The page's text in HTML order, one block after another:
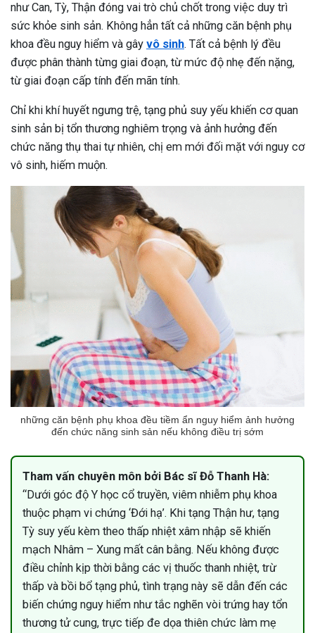
như Can, Tỳ, Thận đóng vai trò chủ chốt trong việc duy trì
sức khỏe sinh sản. Không hẳn tất cả những căn bệnh phụ
khoa đều nguy hiểm và gây vô sinh. Tất cả bệnh lý đều
được phân thành từng giai đoạn, từ mức độ nhẹ đến nặng,
từ giai đoạn cấp tính đến mãn tính.
Chỉ khi khí huyết ngưng trệ, tạng phủ suy yếu khiến cơ quan
sinh sản bị tổn thương nghiêm trọng và ảnh hưởng đến
chức năng thụ thai tự nhiên, chị em mới đối mặt với nguy cơ
vô sinh, hiếm muộn.
những căn bệnh phụ khoa đều tiềm ẩn nguy hiểm ảnh hưởng
đến chức năng sinh sản nếu không điều trị sớm
Tham vấn chuyên môn bởi Bác sĩ Đỗ Thanh Hà:
“Dưới góc độ Y học cổ truyền, viêm nhiễm phụ khoa
thuộc phạm vi chứng ‘Đới hạ’. Khi tạng Thận hư, tạng
Tỳ suy yếu kèm theo thấp nhiệt xâm nhập sẽ khiến
mạch Nhâm – Xung mất cân bằng. Nếu không được
điều chỉnh kịp thời bằng các vị thuốc thanh nhiệt, trừ
thấp và bồi bổ tạng phủ, tình trạng này sẽ dẫn đến các
biến chứng nguy hiểm như tắc nghẽn vòi trứng hay tổn
thương tử cung, trực tiếp đe dọa thiên chức làm mẹ